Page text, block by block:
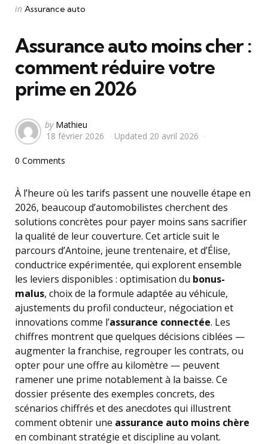
Categories
Posted
in Assurance auto
Assurance auto moins cher :
comment réduire votre
prime en 2026
Posted
by
by Mathieu
18 février 2026
Updated 20 avril 2026
0 Comments
À l’heure où les tarifs passent une nouvelle étape en
2026, beaucoup d’automobilistes cherchent des
solutions concrètes pour payer moins sans sacrifier
la qualité de leur couverture. Cet article suit le
parcours d’Antoine, jeune trentenaire, et d’Élise,
conductrice expérimentée, qui explorent ensemble
les leviers disponibles : optimisation du bonus-
malus, choix de la formule adaptée au véhicule,
ajustements du profil conducteur, négociation et
innovations comme l’assurance connectée. Les
chiffres montrent que quelques décisions ciblées —
augmenter la franchise, regrouper les contrats, ou
opter pour une offre au kilomètre — peuvent
ramener une prime notablement à la baisse. Ce
dossier présente des exemples concrets, des
scénarios chiffrés et des anecdotes qui illustrent
comment obtenir une assurance auto moins chère
en combinant stratégie et discipline au volant.